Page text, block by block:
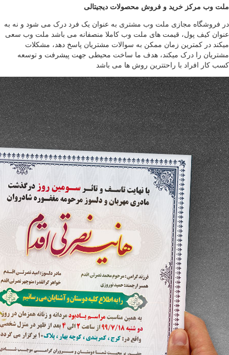
ملت وب مرکز خرید و فروش محصولات دیجیتالی
در فروشگاه مجازی ملت وب مشتری به عنوان یک فرد درک می شود و نه به
عنوان کیف پول، قیمت های ملت وب کاملا منصفانه می باشد ملت وب سعی
میکند در کمترین زمان ممکن به سوالات مشتریان پاسخ دهد، مشکلات
مشتریان را درک میکند، هدف ما ساخت محیطی جهت پیشرفت و توسعه
کسب کار افراد با راحتترین روش ها می باشد